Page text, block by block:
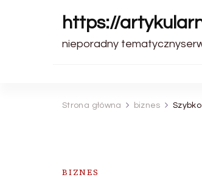
https://
nieporadny
Strona główna biznes
BIZNES